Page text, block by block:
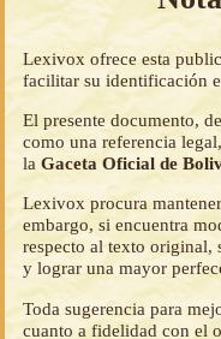
Lexivox ofrece esta
facilitar su identificación
El presente documento,
como una referencia
laGaceta Oficial de
Lexivox procura
embargo, si encuentra
respecto al texto original,
y lograr una mayor
Toda sugerencia para
cuanto a fidelidad con el